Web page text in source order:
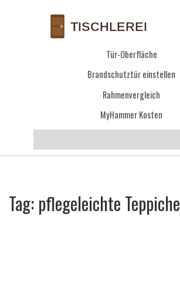
Tür-Oberfläche
Brandschutztür einstellen
Rahmenvergleich
MyHammer Kosten
Tag: pflegeleichte Teppiche